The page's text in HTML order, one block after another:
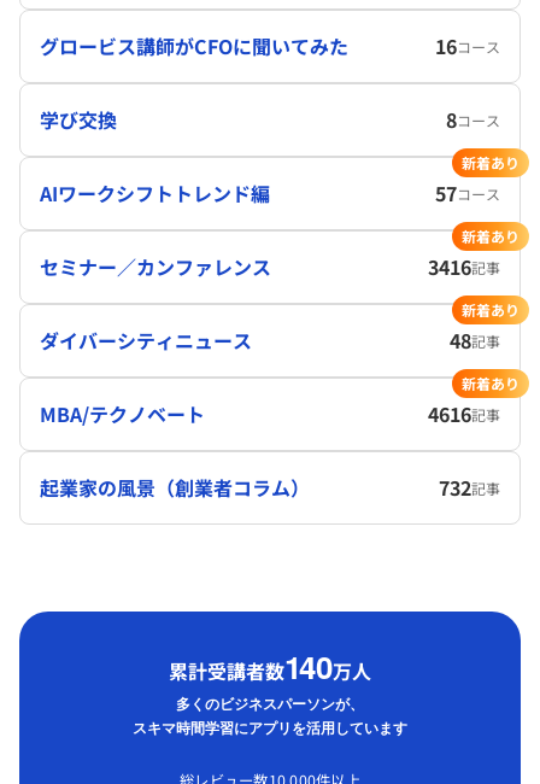
グロービス講師がCFOに聞いてみた 16コース
学び交換 8コース
AIワークシフトトレンド編 57コース
新着あり
セミナー／カンファレンス 3416記事
新着あり
ダイバーシティニュース 48記事
新着あり
MBA/テクノベート 4616記事
新着あり
起業家の風景（創業者コラム） 732記事
累計受講者数140万人
多くのビジネスパーソンが、
スキマ時間学習にアプリを活用しています